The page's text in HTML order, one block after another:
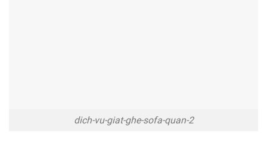
dich-vu-giat-ghe-sofa-quan-2